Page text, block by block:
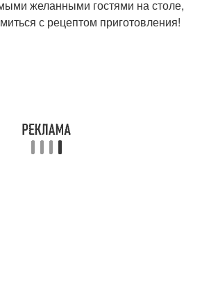
желанными гостями на столе,
с рецептом приготовления!